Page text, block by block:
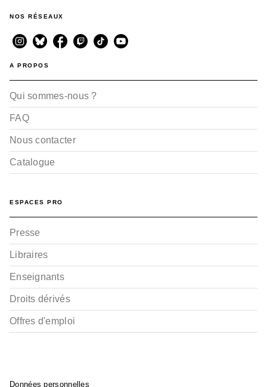
NOS RÉSEAUX
A PROPOS
Qui sommes-nous ?
FAQ
Nous contacter
Catalogue
ESPACES PRO
Presse
Libraires
Enseignants
Droits dérivés
Offres d'emploi
Données personnelles